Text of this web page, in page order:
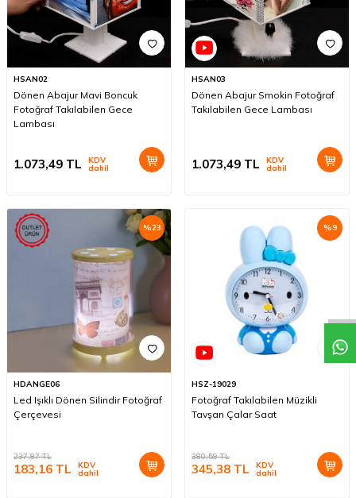
HSAN02
Dönen Abajur Mavi Boncuk
Fotoğraf Takılabilen Gece
Lambası
1.073,49 TL KDV
dahil
HSAN03
Dönen Abajur Smokin Fotoğraf
Takılabilen Gece Lambası
1.073,49 TL KDV
dahil
%23
HDANGE06
Led Işıklı Dönen Silindir Fotoğraf
Çerçevesi
237,87TL
183,16 TL KDV
dahil
%9
HSZ-19029
Fotoğraf Takılabilen Müzikli
Tavşan Çalar Saat
380,59TL
345,38 TL KDV
dahil